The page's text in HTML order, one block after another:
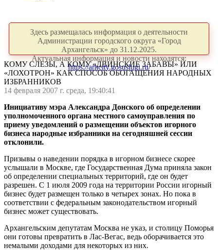
Здесь размещалась информация о деятельности
Администрации городского округа «Город
Архангельск» до 31.12.2025.
Актуальная информация и новости находятся:
https://arhcity.gosuslugi.ru/
КОМУ СЛЕЗЫ, А КОМУ «ДВИНСКИЕ ЗАБАВЫ» ИЛИ
«ЛОХОТРОН» КАК СПОСОБ ОБОГАЩЕНИЯ НАРОДНЫХ
ИЗБРАННИКОВ
14 февраля 2007 г. среда, 19:40:41
Инициативу мэра Александра Донского об определении
уполномоченного органа местного самоуправления по
приему уведомлений о размещении объектов игорного
бизнеса народные избранники на сегодняшней сессии
отклонили.
Призывы о наведении порядка в игорном бизнесе скорее
услышали в Москве, где Государственная Дума приняла закон
об определении специальных территорий, где он будет
разрешен. С 1 июля 2009 года на территории России игорный
бизнес будет размещен только в четырех зонах. Но пока в
соответствии с федеральным законодательством игорный
бизнес может существовать.
Архангельским депутатам Москва не указ, и столицу Поморья
они готовы превратить в Лас-Вегас, ведь оборачивается это
немалыми доходами для некоторых из них.